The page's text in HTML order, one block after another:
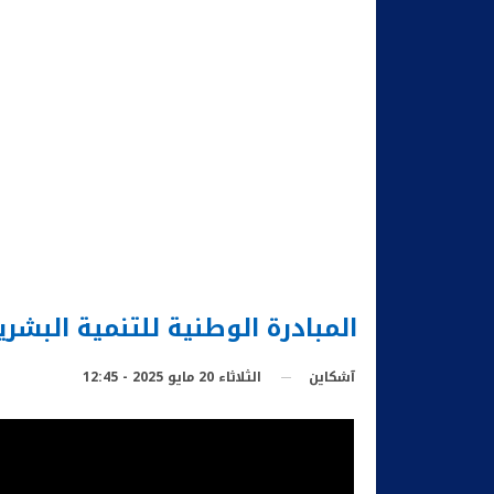
المبادرة الوطنية للتنمية
آشكاين الثلاثاء 20 مايو 2025 - 12:45